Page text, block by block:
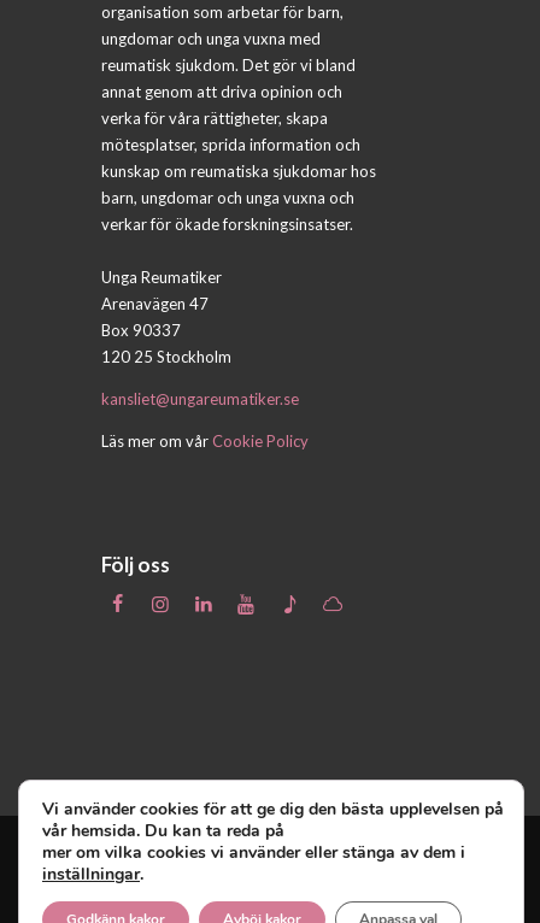
organisation som arbetar för barn,
ungdomar och unga vuxna med
reumatisk sjukdom. Det gör vi bland
annat genom att driva opinion och
verka för våra rättigheter, skapa
mötesplatser, sprida information och
kunskap om reumatiska sjukdomar hos
barn, ungdomar och unga vuxna och
verkar för ökade forskningsinsatser.
Unga Reumatiker
Arenavägen 47
Box 90337
120 25 Stockholm
kansliet@ungareumatiker.se
Läs mer om vårCookie Policy
Följ oss
Vi använder cookies för att ge dig den bästa upplevelsen på
vår hemsida. Du kan ta reda på
mer om vilka cookies vi använder eller stänga av dem i
inställningar.